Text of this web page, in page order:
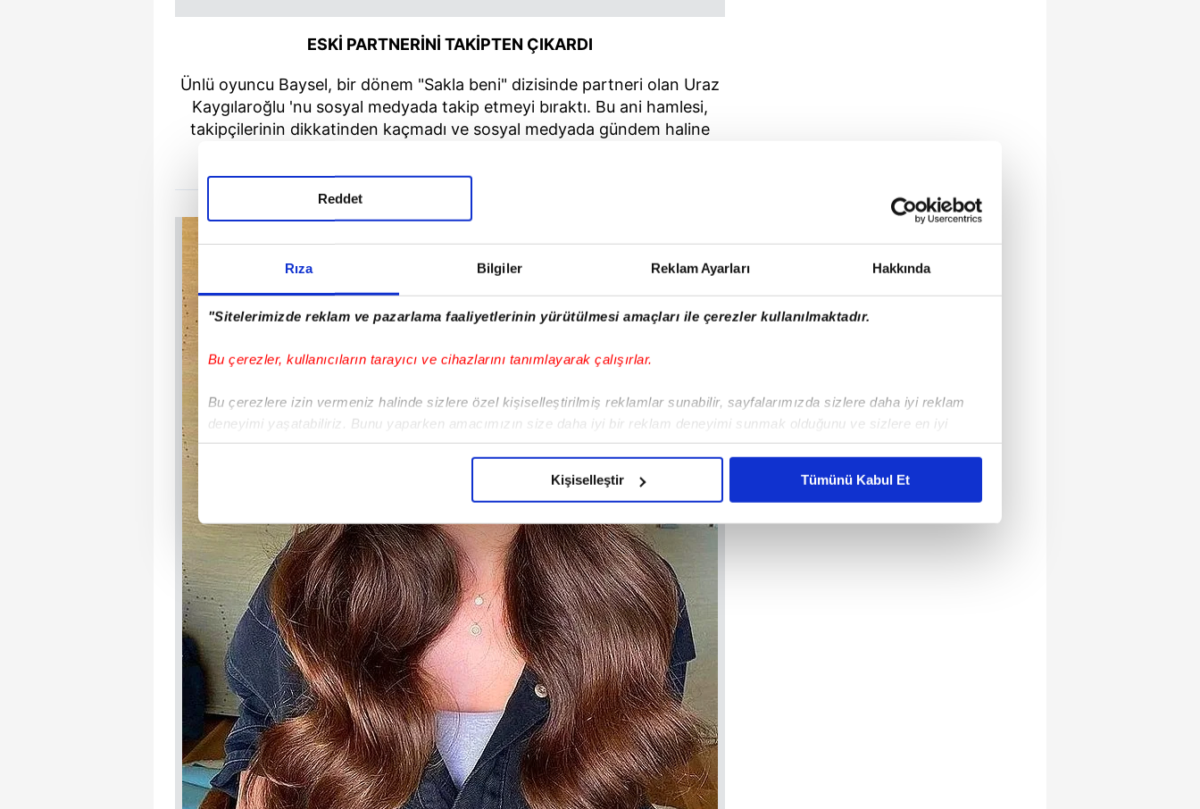
Rıza Bilgiler Reklam Ayarları Hakkında
"Sitelerimizde reklam ve pazarlama faaliyetlerinin yürütülmesi amaçları ile çerezler kullanılmaktadır.
Bu çerezler, kullanıcıların tarayıcı ve cihazlarını tanımlayarak çalışırlar.
Bu çerezlere izin vermeniz halinde sizlere özel kişiselleştirilmiş reklamlar sunabilir, sayfalarımızda sizlere daha iyi reklam
deneyimi yaşatabiliriz. Bunu yaparken amacımızın size daha iyi bir reklam deneyimi sunmak olduğunu ve sizlere en iyi
içerikleri sunabilmek adına elimizden gelen çabayı gösterdiğimizi ve bu noktada, reklamların maliyetlerimizi karşılamak
Sizlere daha iyi bir hizmet sunabilmek için İnternet Sitemizde kendimize ve üçüncü kişilere ait çerezler kullanılmaktadır. Bu
çerezler vasıtasıyla çeşitli kişisel verileriniz işlenmekte olup gerekli olan çerezler bilgi toplumu hizmetlerinin sunulması
amacıyla kullanılmaktadır. Diğer çerezler, sitemizin daha işlevsel kılınması ve kişiselleştirilmesi ve sizlere yönelik
reklam/pazarlama faaliyetlerinin yapılması, amaçlarıyla sınırlı olarak açık rızanız dahilinde kullanılacaktır.
Çerezlere ilişkin tercihlerinizi aşağıda yer alan panel vasıtasıyla belirleyebilirsiniz. Çerezlere ilişkin detaylı bilgi için Ayarlar
butonuna tıklayabilir,Çerez Bilgilendirme Metnimiziziyaret edebilirsiniz.
6698 sayılı Kişisel Verilerin Korunması Kanunu uyarınca hazırlanmış Aydınlatma Metnimizi okumak ve sitemizde ilgili
mevzuata uygun olarak kullanılan çerezlerle ilgili bilgi almak için lütfentıklayınız.
Reddet
Kişiselleştir Tümünü Kabul Et
ESKİ PARTNERİNİ TAKİPTEN ÇIKARDI
Ünlü oyuncu Baysel, bir dönem "Sakla beni" dizisinde partneri olan Uraz
Kaygılaroğlu 'nu sosyal medyada takip etmeyi bıraktı. Bu ani hamlesi,
takipçilerinin dikkatinden kaçmadı ve sosyal medyada gündem haline